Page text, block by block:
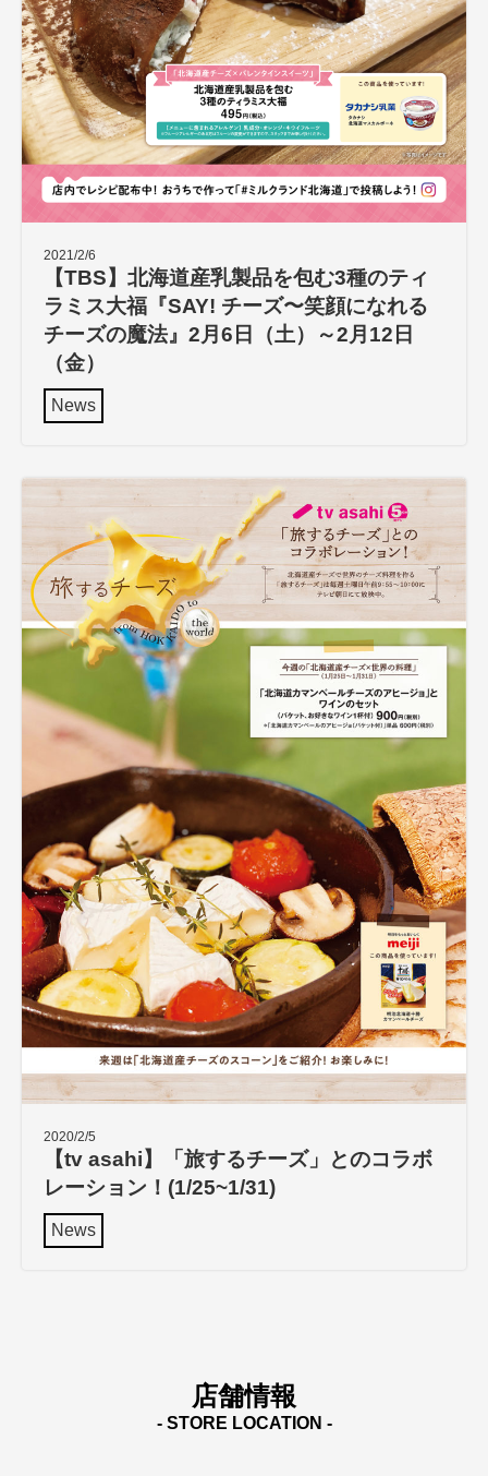
2021/2/6
【TBS】北海道産乳製品を包む3種のティ
ラミス大福『SAY! チーズ〜笑顔になれる
チーズの魔法』2月6日（土）～2月12日
（金）
News
2020/2/5
【tv asahi】「旅するチーズ」とのコラボ
レーション！(1/25~1/31)
News
店舗情報
- STORE LOCATION -